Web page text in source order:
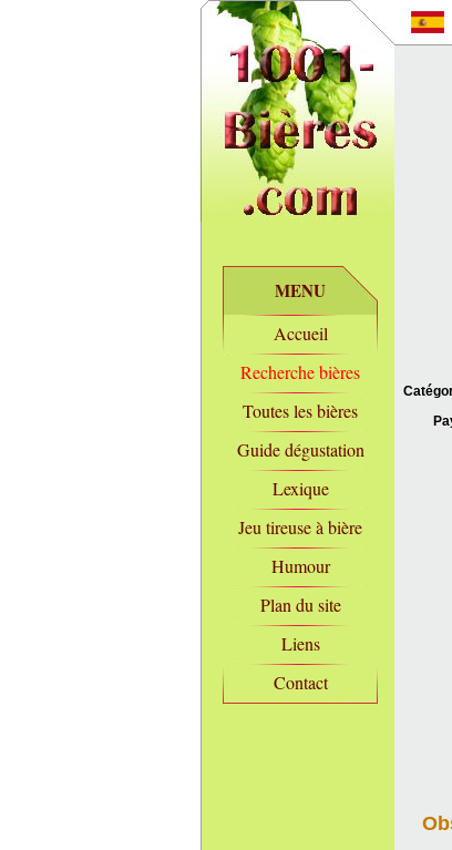
MENU
Accueil
Recherche bières
Toutes les bières
Guide dégustation
Lexique
Jeu tireuse à bière
Humour
Plan du site
Liens
Contact